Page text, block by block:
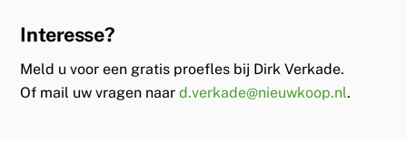
Interesse?
Meld u voor een gratis proefles bij Dirk Verkade.
Of mail uw vragen naard.verkade@nieuwkoop.nl.